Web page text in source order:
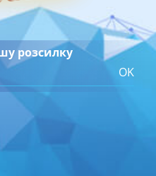
розсилку
OK